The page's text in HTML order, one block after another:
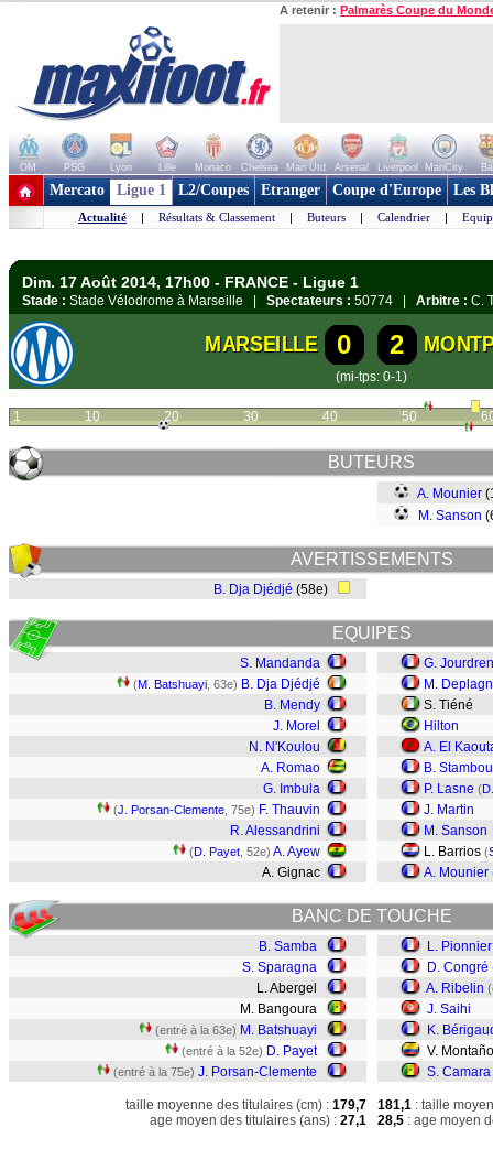
A retenir : Palmarès Coupe du
OM PSG Lyon Lille Monaco Chelsea Man Utd Arsenal Liverpool ManCity
+ de clubs
Mercato Ligue 1 L2/Coupes Etranger Coupe d'Europe Les
Actualité | Résultats & Classement | Buteurs | Calendrier |
Dim. 17 Août 2014, 17h00 - FRANCE - Ligue 1
Stade : Stade Vélodrome à Marseille | Spectateurs : 50774 | Arbitre : C.
MARSEILLE 0 2
(mi-tps: 0-1)
1 10 20 30 40 50
BUTEURS
A. Mounier
M. Sanson
AVERTISSEMENTS
B. Dja Djédjé (58e)
EQUIPES
S. Mandanda
(M. Batshuayi , 63e) B. Dja Djédjé
B. Mendy
J. Morel
N. N'Koulou
A. Romao
G. Imbula
(J. Porsan-Clemente , 75e) F. Thauvin
R. Alessandrini
(D. Payet , 52e) A. Ayew
A. Gignac
G. Jourdren
M.
S. Tiéné
Hilton
A. El
B.
P. Lasne (
J. Martin
M. Sanson
L. Barrios (
A. Mounier
BANC DE TOUCHE
B. Samba
S. Sparagna
L. Abergel
M. Bangoura
(entré à la 63e) M. Batshuayi
(entré à la 52e) D. Payet
(entré à la 75e) J. Porsan-Clemente
taille moyenne des titulaires (cm) : 179,7
age moyen des titulaires (ans) : 27,1
L. Pionnier
D. Congré
A. Ribelin
J. Saihi
K.
V. Montaño
S. Camara
181,1 : taille
28,5 : age moyen